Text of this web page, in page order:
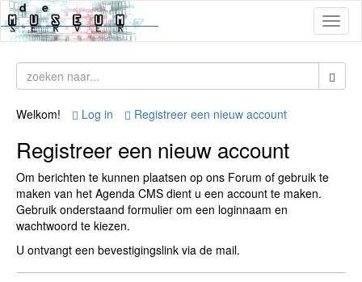
Welkom! Log in Registreer een nieuw account
Registreer een nieuw account
Om berichten te kunnen plaatsen op ons Forum of gebruik te
maken van het Agenda CMS dient u een account te maken.
Gebruik onderstaand formulier om een loginnaam en
wachtwoord te kiezen.
U ontvangt een bevestigingslink via de mail.